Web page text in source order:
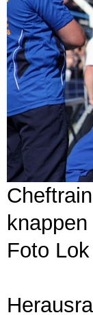
Foto